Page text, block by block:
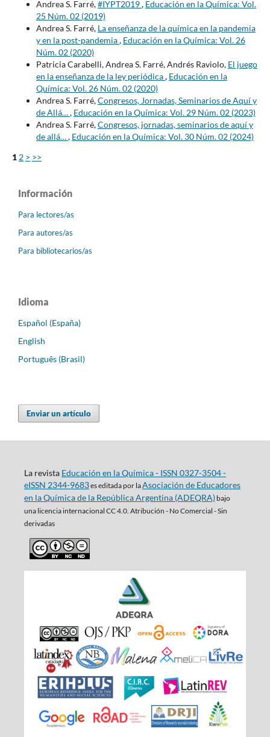
Andrea S. Farré,#IYPT2019, Educación en la Química: Vol.
25 Núm. 02 (2019)
Andrea S. Farré, La enseñanza de la química en la pandemia
y en la post-pandemia, Educación en la Química: Vol. 26
Núm. 02 (2020)
Patricia Carabelli, Andrea S. Farré, Andrés Raviolo, El juego
en la enseñanza de la ley periódica, Educación en la
Química: Vol. 26 Núm. 02 (2020)
Andrea S. Farré,Congresos, Jornadas, Seminarios de Aquí y
de Allá…, Educación en la Química: Vol. 29 Núm. 02 (2023)
Andrea S. Farré,Congresos, jornadas, seminarios de aquí y
de allá…, Educación en la Química: Vol. 30 Núm. 02 (2024)
1 2 > >>
Información
Para lectores/as
Para autores/as
Para bibliotecarios/as
Idioma
Español (España)
English
Português (Brasil)
Enviar un artículo
La revista Educación en la Química - ISSN 0327-3504 -
eISSN 2344-9683es editada por laAsociación de Educadores
en la Química de la República Argentina (ADEQRA)bajo
una licencia internacional CC 4.0. Atribución - No Comercial - Sin
derivadas